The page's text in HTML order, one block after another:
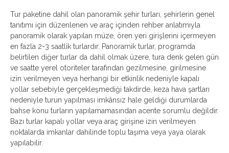
Tur paketine dahil olan panoramik şehir turları, şehirlerin genel
tanıtımı için düzenlenen ve araç içinden rehber anlatımıyla
panoramik olarak yapılan müze, ören yeri girişlerini içermeyen
en fazla 2-3 saatlik turlardır. Panoramik turlar, programda
belirtilen diğer turlar da dahil olmak üzere, tura denk gelen gün
ve saatte yerel otoriteler tarafından gezilmesine, girilmesine
izin verilmeyen veya herhangi bir etkinlik nedeniyle kapalı
yollar sebebiyle gerçekleşmediği takdirde, keza hava şartları
nedeniyle turun yapılması imkânsız hale geldiği durumlarda
bahse konu turların yapılamamasından acente sorumlu değildir.
Bazı turlar kapalı yollar veya araç girişine izin verilmeyen
noktalarda imkanlar dahilinde toplu taşıma veya yaya olarak
yapılabilir.